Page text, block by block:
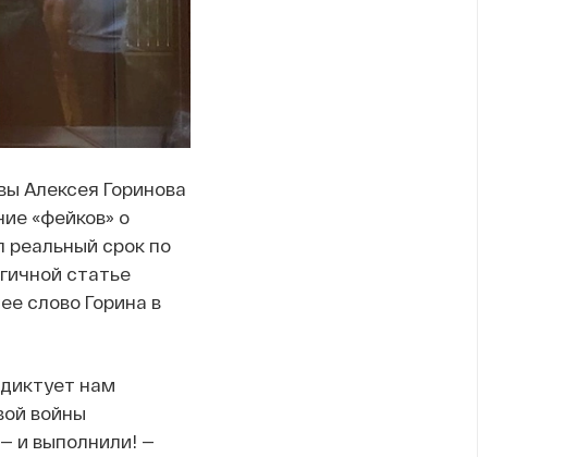
Алексея Горинова
«фейков» о
реальный срок по
статье
слово Горина в
нам
войны
и выполнили! —